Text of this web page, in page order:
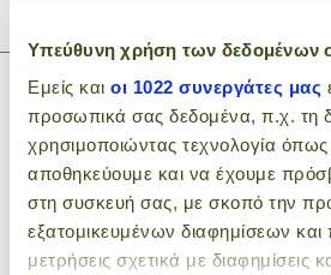
Υπεύθυνη χρήση των δεδομένων
Εμείς και οι 1022 συνεργάτες μας
προσωπικά σας δεδομένα, π.χ. τη
χρησιμοποιώντας τεχνολογία
αποθηκεύουμε και να έχουμε
στη συσκευή σας, με σκοπό την
εξατομικευμένων διαφημίσεων και
μετρήσεις σχετικά με διαφημίσεις